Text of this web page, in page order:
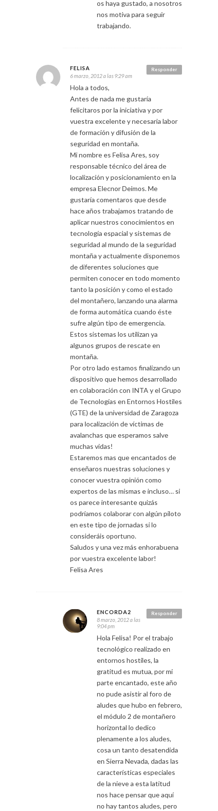
os haya gustado, a nosotros
nos motiva para seguir
trabajando.
Responder
FELISA
6 marzo, 2012 a las 9:29 am
Hola a todos,
Antes de nada me gustaría
felicitaros por la iniciativa y por
vuestra excelente y necesaria labor
de formación y difusión de la
seguridad en montaña.
Mi nombre es Felisa Ares, soy
responsable técnico del área de
localización y posicionamiento en la
empresa Elecnor Deimos. Me
gustaría comentaros que desde
hace años trabajamos tratando de
aplicar nuestros conocimientos en
tecnología espacial y sistemas de
seguridad al mundo de la seguridad
montaña y actualmente disponemos
de diferentes soluciones que
permiten conocer en todo momento
tanto la posición y como el estado
del montañero, lanzando una alarma
de forma automática cuando éste
sufre algún tipo de emergencia.
Estos sistemas los utilizan ya
algunos grupos de rescate en
montaña.
Por otro lado estamos finalizando un
dispositivo que hemos desarrollado
en colaboración con INTA y el Grupo
de Tecnologías en Entornos Hostiles
(GTE) de la universidad de Zaragoza
para localización de víctimas de
avalanchas que esperamos salve
muchas vidas!
Estaremos mas que encantados de
enseñaros nuestras soluciones y
conocer vuestra opinión como
expertos de las mismas e incluso… si
os parece interesante quizás
podríamos colaborar con algún piloto
en este tipo de jornadas si lo
consideráis oportuno.
Saludos y una vez más enhorabuena
por vuestra excelente labor!
Felisa Ares
Responder
ENCORDA2
8 marzo, 2012 a las
9:04 pm
Hola Felisa! Por el trabajo
tecnológico realizado en
entornos hostiles, la
gratitud es mutua, por mi
parte encantado, este año
no pude asistir al foro de
aludes que hubo en febrero,
el módulo 2 de montañero
horizontal lo dedico
plenamente a los aludes,
cosa un tanto desatendida
en Sierra Nevada, dadas las
características especiales
de la nieve a esta latitud
nos hace pensar que aquí
no hay tantos aludes, pero